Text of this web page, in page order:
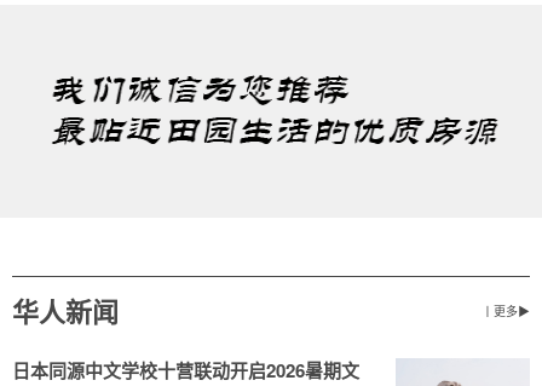
华人新闻 丨更多▶
日本同源中文学校十营联动开启2026暑期文